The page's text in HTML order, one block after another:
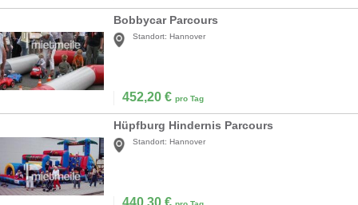
Bobbycar Parcours
Standort: Hannover
452,20 € pro Tag
Hüpfburg Hindernis Parcours
Standort: Hannover